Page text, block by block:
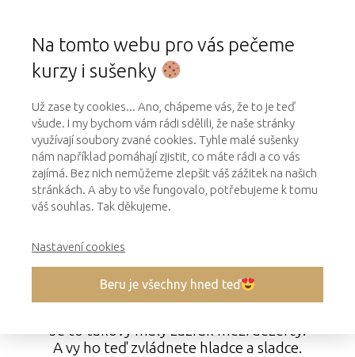
Křřřup. Áááách.
Slyšíte, jak božsky to zní?
Je to takový malý zázrak mezi dezerty.
A vy ho teď zvládnete hladce a sladce.
Na tomto webu pro vás pečeme
kurzy i sušenky
Už zase ty cookies... Ano, chápeme vás, že to je teď
všude. I my bychom vám rádi sdělili, že naše stránky
využívají soubory zvané cookies. Tyhle malé sušenky
nám například pomáhají zjistit, co máte rádi a co vás
zajímá. Bez nich nemůžeme zlepšit váš zážitek na našich
stránkách. A aby to vše fungovalo, potřebujeme k tomu
váš souhlas. Tak děkujeme.
Nastavení cookies
Beru je všechny hned teď